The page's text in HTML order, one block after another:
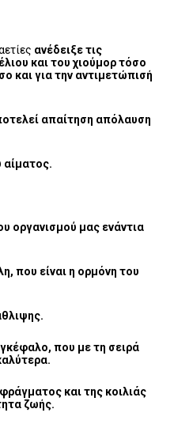
ανέδειξε τις
και του χιούμορ τόσο
και για την αντιμετώπισή
απαίτηση απόλαυση
αίματος.
οργανισμού μας ενάντια
που είναι η ορμόνη του
που με τη σειρά
και της κοιλιάς
ζωής.